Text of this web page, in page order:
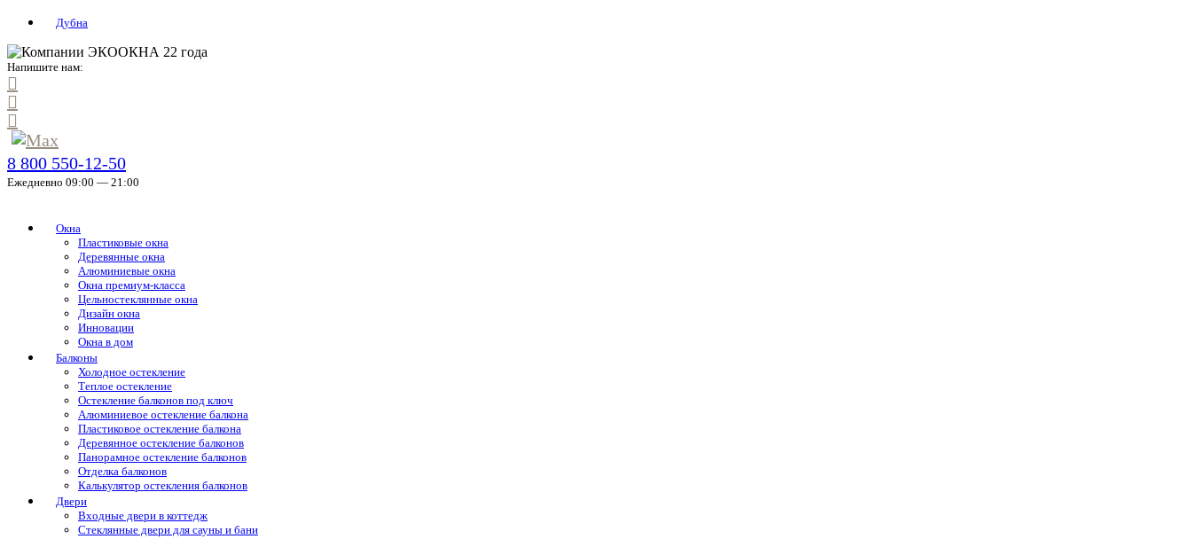
Дубна
Напишите нам:
8 800 550-12-50
Ежедневно 09:00 — 21:00
Окна
Пластиковые окна
Деревянные окна
Алюминиевые окна
Окна премиум-класса
Цельностеклянные окна
Дизайн окна
Инновации
Окна в дом
Балконы
Холодное остекление
Теплое остекление
Остекление балконов под ключ
Алюминиевое остекление балкона
Пластиковое остекление балкона
Деревянное остекление балконов
Панорамное остекление балконов
Отделка балконов
Калькулятор остекления балконов
Двери
Входные двери в коттедж
Стеклянные двери для сауны и бани